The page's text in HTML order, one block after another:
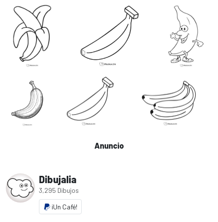
Anuncio
Dibujalia
3,295 Dibujos
¡Un Café!